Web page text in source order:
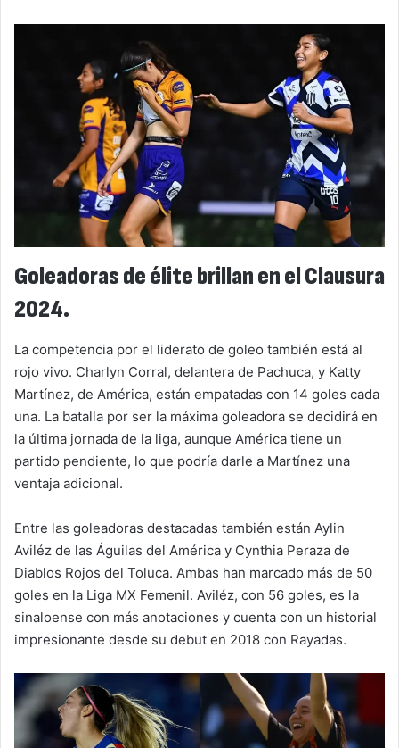
Goleadoras de élite brillan en el Clausura
2024.
La competencia por el liderato de goleo también está al
rojo vivo. Charlyn Corral, delantera de Pachuca, y Katty
Martínez, de América, están empatadas con 14 goles cada
una. La batalla por ser la máxima goleadora se decidirá en
la última jornada de la liga, aunque América tiene un
partido pendiente, lo que podría darle a Martínez una
ventaja adicional.
Entre las goleadoras destacadas también están Aylin
Aviléz de las Águilas del América y Cynthia Peraza de
Diablos Rojos del Toluca. Ambas han marcado más de 50
goles en la Liga MX Femenil. Aviléz, con 56 goles, es la
sinaloense con más anotaciones y cuenta con un historial
impresionante desde su debut en 2018 con Rayadas.